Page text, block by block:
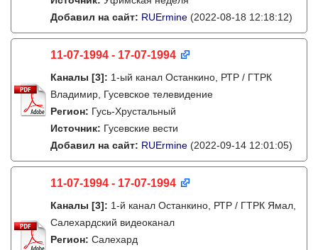
Добавил на сайт: RUErmine (2022-08-18 12:18:12)
11-07-1994 - 17-07-1994
Каналы [3]: 1-ый канал Останкино, РТР / ГТРК
Владимир, Гусевское телевидение
Регион: Гусь-Хрустальный
Источник: Гусевские вести
Добавил на сайт: RUErmine (2022-09-14 12:01:05)
11-07-1994 - 17-07-1994
Каналы [3]: 1-й канал Останкино, РТР / ГТРК Ямал,
Салехардский видеоканал
Регион: Салехард